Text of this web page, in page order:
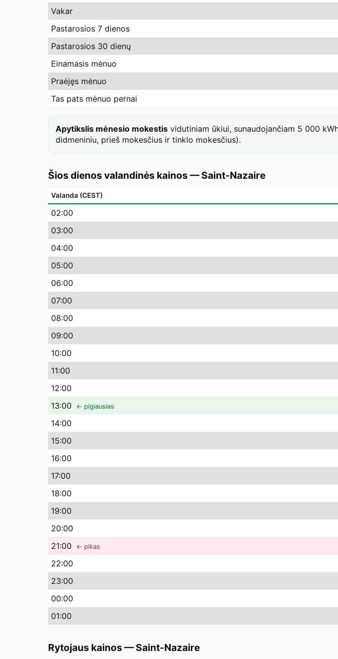
Vakar
Pastarosios 7 dienos
Pastarosios 30 dienų
Einamasis mėnuo
Praėjęs mėnuo
Tas pats mėnuo pernai
Apytikslis mėnesio mokestis vidutiniam ūkiui, sunaudojančiam 5 000
didmeniniu, prieš mokesčius ir tinklo mokesčius).
Šios dienos valandinės kainos —Saint-Nazaire
Valanda (CEST)
02:00
03:00
04:00
05:00
06:00
07:00
08:00
09:00
10:00
11:00
12:00
13:00 ← pigiausias
14:00
15:00
16:00
17:00
18:00
19:00
20:00
21:00 ← pikas
22:00
23:00
00:00
01:00
Rytojaus kainos —Saint-Nazaire